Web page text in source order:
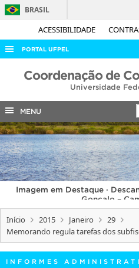
ACESSIBILIDADE
BRASIL
PORTAL UFPEL
ACESSO À INFORMAÇÃO
COBALTO
CONCURSOS
EDITAIS
INTERNACIONAL
OUVIDORIA
PORTARIAS
TELEFONES
Coordenação de
Universidade
MENU
Imagem em Destaque ·
Gonçalo –
Início 2015 Janeiro
29
Memorando regula tarefas dos
INFORMES